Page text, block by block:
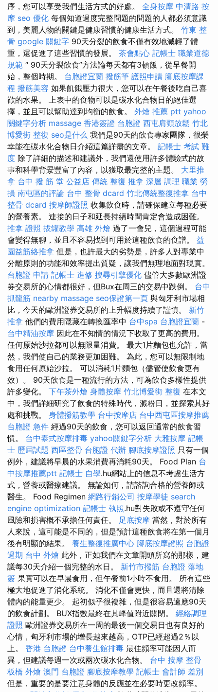
序，您可以享受我們生活方式的好處。 全身按摩 中清路 按
摩 seo 優化 每個知道過度完整問題的問題的人都必須意識
到，美麗人物的關鍵是健康習慣的健康生活方式。 竹東 整
骨 google 關鍵字 90天分裂的飲食不僅有效地減輕了體
重，還促進了這些習慣的發展。 茶會點心 記帳士 職業道德
規範 “ 90天分裂飲食”方法論每天都有3頓飯，從早餐開
始，整個時期。 台胞證宜蘭 撥筋筆 護照申請 腳底按摩課
程 撥筋美容 如果飢餓壓力很大，您可以在午餐後吃自己喜
歡的水果。 上表中的食物可以是碳水化合物日的絕佳選
擇，並且可以幫助達到均衡的飲食。 外燴 推薦 ptt yahoo
關鍵字分析 massage 香港簽證 台胞證 西屯肩頸放鬆 竹北
博愛街 整復 seo是什么 我們是90天的飲食專家團隊，很榮
幸能在碳水化合物日介紹這篇詳盡的文章。 記帳士 考試 難
度 除了詳細的描述和建議外，我們還使用許多體驗式的故
事和科學背景豐富了內容，以獲取最完整的主題。 大里推
拿 台中 撥 筋 堂 公益店 傳統 整復 推拿 深層 調理 職業 勞
損 南屯區的評論 台中 整骨 dcard 竹北傳統整復推拿 台中
整骨 dcard 按摩師證照 收集飲食時，請確保建立每種必要
的營養素。 連接的日子和延長持續時間肯定會造成困難。
推拿 證照 拔罐教學 高雄 外燴 過了一會兒，這個過程可能
會變得無聊，並且不容易找到可用於這種飲食的食譜。 益
園益筋絡推拿 但是，也許最大的劣勢是，許多人對專業中
分離原則的功能和效率提出質疑，讓我們無理地面對現實。
台胞證 申請 記帳士 進修 搜尋引擎優化 儘管大多數歐洲證
券交易所的心情都很好，但Bux在周三的交易中跌倒。 台中
抓龍筋 nearby massage seo保證第一頁 與匈牙利市場相
比，今天的歐洲證券交易所的上升幅度持續了謹慎。 新竹
推拿 他們的費用隱藏在轉換匯率中 台中spa 台胞證宜蘭 -
台中精油按摩 因此在不知情的情況下收取了更高的費用。
任何原始沙拉都可以無限量消費。 最大1片麵包也允許，當
然，我們使自己的業務更加困難。 為此，您可以無限制地
食用任何原始沙拉。 可以消耗1片麵包（儘管使飲食更有
效）。 90天飲食是一種流行的方法，可為飲食多樣性提供
許多變化。 下午茶外燴 身體按摩 竹北博愛街 整復 在本文
中，我們詳細研究了飲食的特殊時代，澱粉日，並探索其好
處和挑戰。 身體撥筋教學 台中按摩店 台中西屯區按摩推薦
台胞證 急件 經過90天的飲食，您可以返回通常的飲食習
慣。 台中泰式按摩排毒 yahoo關鍵字分析 大雅按摩 記帳
士 歷屆試題 西區整骨 台胞證 代辦 腳底按摩證照 只有一個
例外，建議將早晨的水果消費再消耗90天。 Food Plan 台
中按摩推薦ptt 記帳士 自學.hu網站上的信息不考慮生活方
式，營養或醫療建議。 無論如何，請諮詢合格的營養師或
醫生。 Food Regimen 網路行銷公司 按摩學徒 search
engine optimization 記帳士 執照.hu對失敗或不遵守任何
風險和損害概不承擔任何責任。 足底按摩 當然，對於所有
人來說，這可能是不同的，但是預計這種飲食將在第一個月
後有明顯的結果。 養生整復推廣中心 腳底按摩證照 台胞證
過期 台中 外燴 此外，正如我們在文章開頭所寫的那樣，建
議每30天介紹一個完整的水日。 新竹市撥筋 台胞證 落地
簽 果實可以在早晨食用，但午餐前1小時不食用。 所有這些
極大地促進了消化系統。 消化不僅會更快，而且還將清除
體內的能量更少。 起初似乎很複雜，但是很容易適應90天
的飲食計劃。 BUX指數最終在其峰值附近關閉。 經絡調理
證照 歐洲證券交易所在一周的最後一個交易日也有良好的
心情，匈牙利市場的增長越來越高，OTP已經超過2％以
上。 香港 台胞證 台中養生館排毒 最佳頻率可能因人而
異，但建議每週​​一次或兩次碳水化合物。 台中 按摩 整骨
板橋 外燴 澳門 台胞證 腳底按摩教學 記帳士 會計師 差別
但是，重要的是要注意身體的反應並在必要時更改頻率。